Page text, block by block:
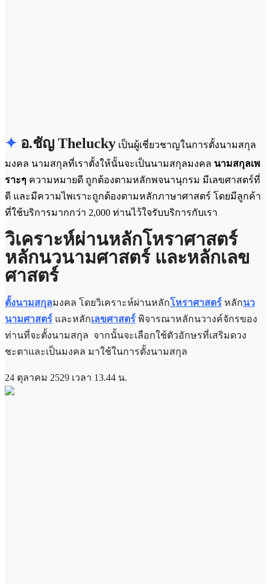
✦ อ.ชัญ Thelucky เป็นผู้เชี่ยวชาญในการตั้งนามสกุล
มงคล นามสกุลที่เราตั้งให้นั้นจะเป็นนามสกุลมงคล นามสกุลเพ
ราะๆ ความหมายดี ถูกต้องตามหลักพจนานุกรม มีเลขศาสตร์ที่
ดี และมีความไพเราะถูกต้องตามหลักภาษาศาสตร์ โดยมีลูกค้า
ที่ใช้บริการมากกว่า 2,000 ท่านไว้ใจรับบริการกับเรา
วิเคราะห์ผ่านหลักโหราศาสตร์
หลักนวนามศาสตร์ และหลักเลข
ศาสตร์
ตั้งนามสกุลมงคล โดยวิเคราะห์ผ่านหลักโหราศาสตร์ หลักนว
นามศาสตร์ และหลักเลขศาสตร์ พิจารณาหลักนวางค์จักรของ
ท่านที่จะตั้งนามสกุล จากนั้นจะเลือกใช้ตัวอักษรที่เสริมดวง
ชะตาและเป็นมงคล มาใช้ในการตั้งนามสกุล
24 ตุลาคม 2529 เวลา 13.44 น.